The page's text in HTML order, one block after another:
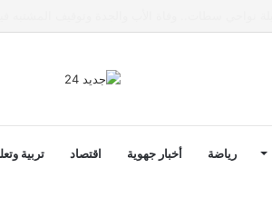
رياضة أخبار جهوية اقتصاد تربية